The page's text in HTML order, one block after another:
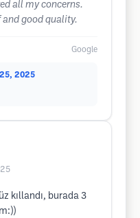
all my concerns.
and good quality.
Google
2025
kıllandı, burada 3